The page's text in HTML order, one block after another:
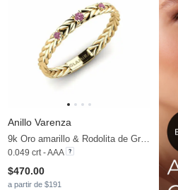
Anillo Varenza
9k Oro amarillo & Rodolita de Granito
0.049 crt - AAA
$470.00
a partir de $191